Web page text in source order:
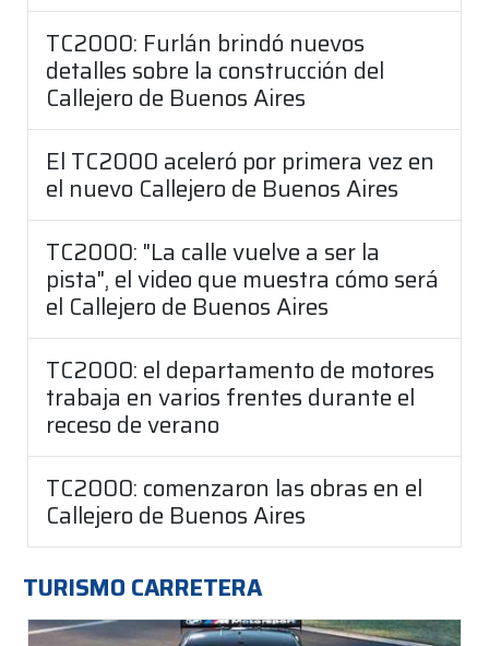
TC2000: Furlán brindó nuevos
detalles sobre la construcción del
Callejero de Buenos Aires
El TC2000 aceleró por primera vez en
el nuevo Callejero de Buenos Aires
TC2000: "La calle vuelve a ser la
pista", el video que muestra cómo será
el Callejero de Buenos Aires
TC2000: el departamento de motores
trabaja en varios frentes durante el
receso de verano
TC2000: comenzaron las obras en el
Callejero de Buenos Aires
TURISMO CARRETERA